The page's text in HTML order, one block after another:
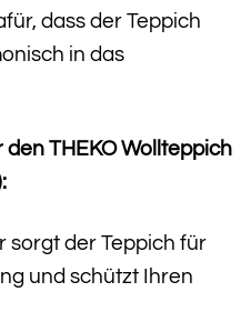
dass der Teppich
in das
THEKO Wollteppich
sorgt der Teppich für
und schützt Ihren